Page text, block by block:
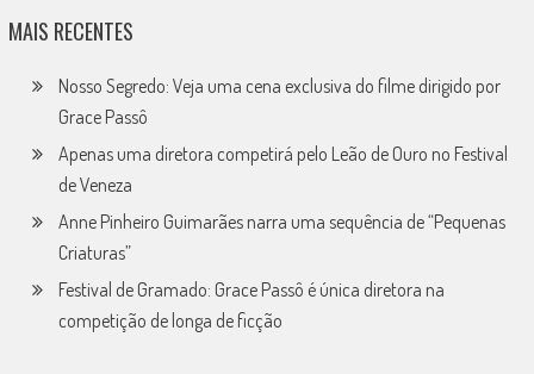
MAIS RECENTES
Nosso Segredo: Veja uma cena exclusiva do filme dirigido por
Grace Passô
Apenas uma diretora competirá pelo Leão de Ouro no Festival
de Veneza
Anne Pinheiro Guimarães narra uma sequência de “Pequenas
Criaturas”
Festival de Gramado: Grace Passô é única diretora na
competição de longa de ficção